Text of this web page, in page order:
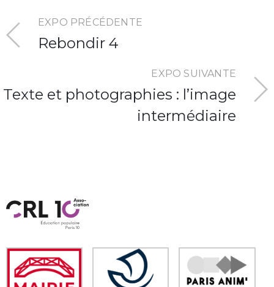
EXPO PRÉCÉDENTE
Rebondir 4
EXPO SUIVANTE
Texte et photographies : l’image
intermédiaire